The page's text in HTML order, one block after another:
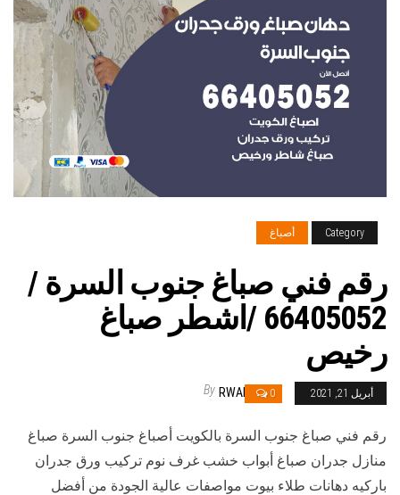
Category أصباغ
رقم فني صباغ جنوب السرة /
66405052 /اشطر صباغ
رخيص
أبريل 21, 2021 0
By RWAN
رقم فني صباغ جنوب السرة بالكويت أصباغ جنوب السرة صباغ
منازل جدران صباغ أبواب خشب غرف نوم تركيب ورق جدران
باركيه دهانات طلاء بيوت مواصفات عالية الجودة من أفضل